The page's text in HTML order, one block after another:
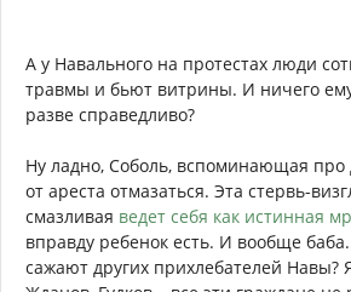
А у Навального на протестах люди
травмы и бьют витрины. И ничего
разве справедливо?
Ну ладно, Соболь, вспоминающая про
от ареста отмазаться. Эта стервь-
смазливая ведет себя как истинная
вправду ребенок есть. И вообще
сажают других прихлебателей